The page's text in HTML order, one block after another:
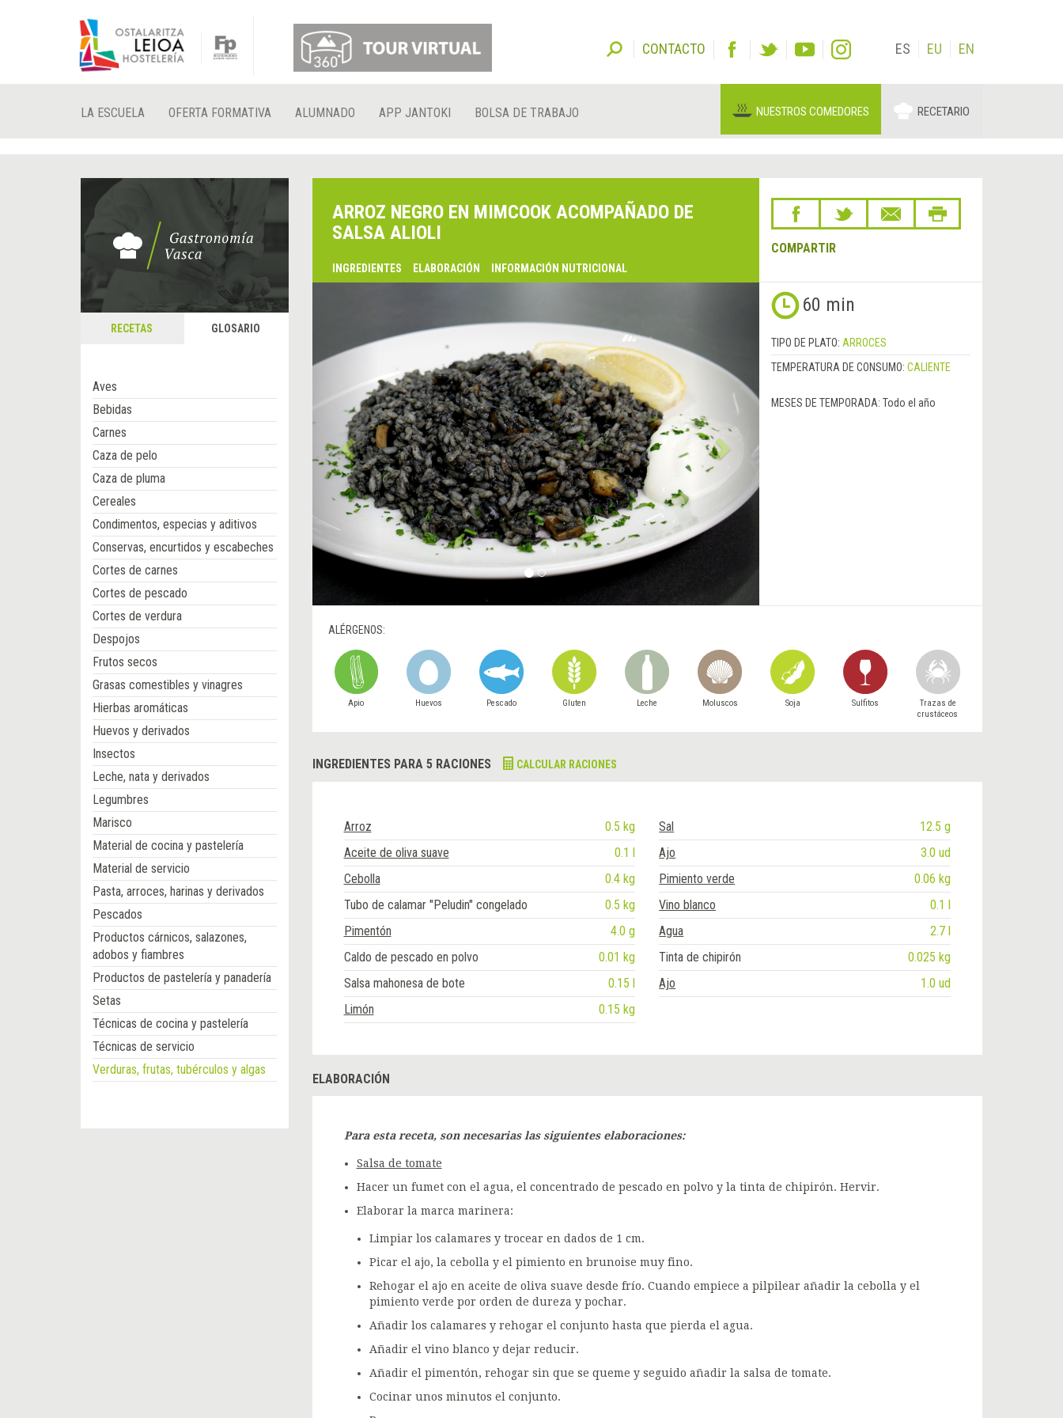
CONTACTO ES EU EN
LA ESCUELA OFERTA FORMATIVA ALUMNADO APP JANTOKI BOLSA DE TRABAJO NUESTROS COMEDORES RECETARIO
RECETAS GLOSARIO
Aves
Bebidas
Carnes
Caza de pelo
Caza de pluma
Cereales
Condimentos, especias y aditivos
Conservas, encurtidos y escabeches
Cortes de carnes
Cortes de pescado
Cortes de verdura
Despojos
Frutos secos
Grasas comestibles y vinagres
Hierbas aromáticas
Huevos y derivados
Insectos
Leche, nata y derivados
Legumbres
Marisco
Material de cocina y pastelería
Material de servicio
Pasta, arroces, harinas y derivados
Pescados
Productos cárnicos, salazones,
adobos y fiambres
Productos de pastelería y panadería
Setas
Técnicas de cocina y pastelería
Técnicas de servicio
Verduras, frutas, tubérculos y algas
ARROZ NEGRO EN MIMCOOK ACOMPAÑADO DE
SALSA ALIOLI
INGREDIENTES ELABORACIÓN INFORMACIÓN NUTRICIONAL
COMPARTIR
Siguiente
&rsaquo; 60 min
TIPO DE PLATO: ARROCES
TEMPERATURA DE CONSUMO: CALIENTE
MESES DE TEMPORADA: Todo el año
ALÉRGENOS:
Apio Huevos Pescado Gluten Leche Moluscos Soja Sulfitos
Trazas de
crustáceos
INGREDIENTES PARA 5 RACIONES CALCULAR RACIONES
Arroz 0.5 kg Sal
12.5 g
Aceite de oliva suave
0.1 l Ajo
3.0 ud
Cebolla
0.4 kg Pimiento verde
0.06 kg
Tubo de calamar "Peludin" congelado
0.5 kg Vino blanco
0.1 l
Pimentón
4.0 g Agua
2.7 l
Caldo de pescado en polvo
0.01 kg Tinta de chipirón
0.025 kg
Salsa mahonesa de bote
0.15 l Ajo
1.0 ud
Limón
0.15 kg
ELABORACIÓN
Para esta receta, son necesarias las siguientes elaboraciones:
Salsa de tomate
Hacer un fumet con el agua, el concentrado de pescado en polvo y la tinta de chipirón. Hervir.
Elaborar la marca marinera:
Limpiar los calamares y trocear en dados de 1 cm.
Picar el ajo, la cebolla y el pimiento en brunoise muy fino.
Rehogar el ajo en aceite de oliva suave desde frío. Cuando empiece a pilpilear añadir la cebolla y el
pimiento verde por orden de dureza y pochar.
Añadir los calamares y rehogar el conjunto hasta que pierda el agua.
Añadir el vino blanco y dejar reducir.
Añadir el pimentón, rehogar sin que se queme y seguido añadir la salsa de tomate.
Cocinar unos minutos el conjunto.